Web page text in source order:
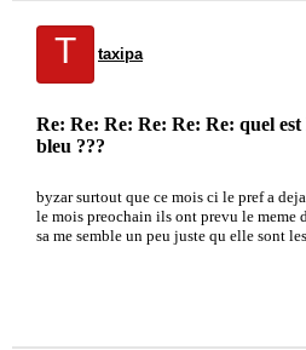
T taxipa
Re: Re: Re: Re: Re: Re: quel
bleu ???
byzar surtout que ce mois ci le pref a
le mois preochain ils ont prevu le meme
sa me semble un peu juste qu elle sont